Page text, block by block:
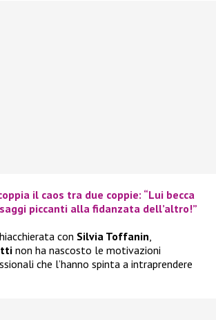
il caos tra due coppie: “Lui becca
piccanti alla fidanzata dell’altro!”
con Silvia Toffanin,
non ha nascosto le motivazioni
che l’hanno spinta a intraprendere